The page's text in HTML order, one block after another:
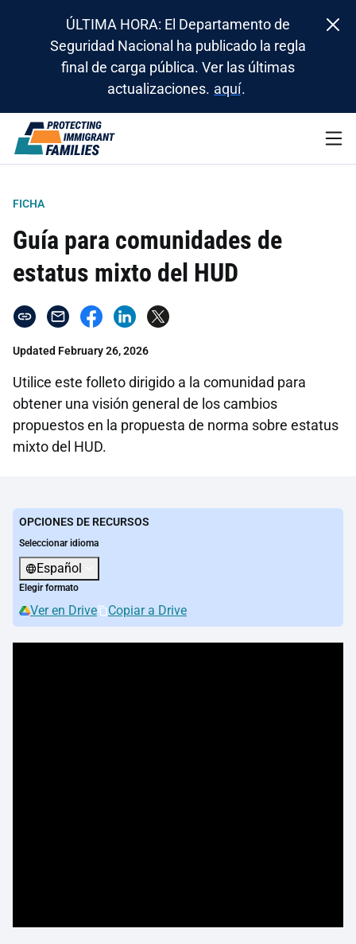
ÚLTIMA HORA: El Departamento de
Seguridad Nacional ha publicado la regla
final de carga pública. Ver las últimas
actualizaciones. aquí.
FICHA
Guía para comunidades de
estatus mixto del HUD
Updated February 26, 2026
Utilice este folleto dirigido a la comunidad para
obtener una visión general de los cambios
propuestos en la propuesta de norma sobre estatus
mixto del HUD.
OPCIONES DE RECURSOS
Seleccionar idioma
Español
Elegir formato
Ver en Drive Copiar a Drive